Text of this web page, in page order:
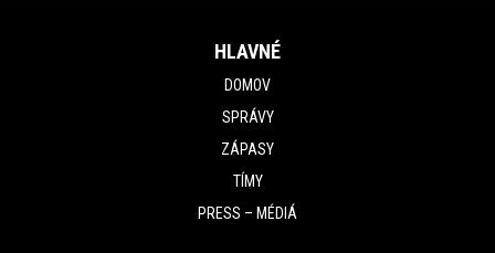
HLAVNÉ
DOMOV
SPRÁVY
ZÁPASY
TÍMY
PRESS – MÉDIÁ